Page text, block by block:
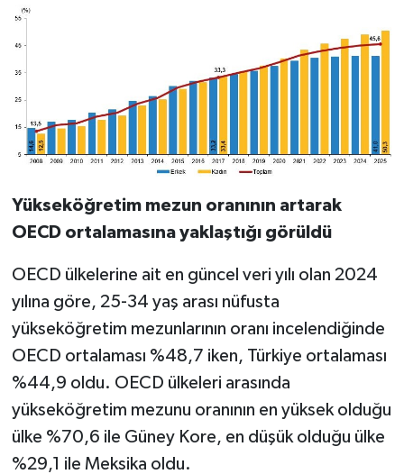
Yükseköğretim mezun oranının artarak
OECD ortalamasına yaklaştığı görüldü
OECD ülkelerine ait en güncel veri yılı olan 2024
yılına göre, 25-34 yaş arası nüfusta
yükseköğretim mezunlarının oranı incelendiğinde
OECD ortalaması %48,7 iken, Türkiye ortalaması
%44,9 oldu. OECD ülkeleri arasında
yükseköğretim mezunu oranının en yüksek olduğu
ülke %70,6 ile Güney Kore, en düşük olduğu ülke
%29,1 ile Meksika oldu.